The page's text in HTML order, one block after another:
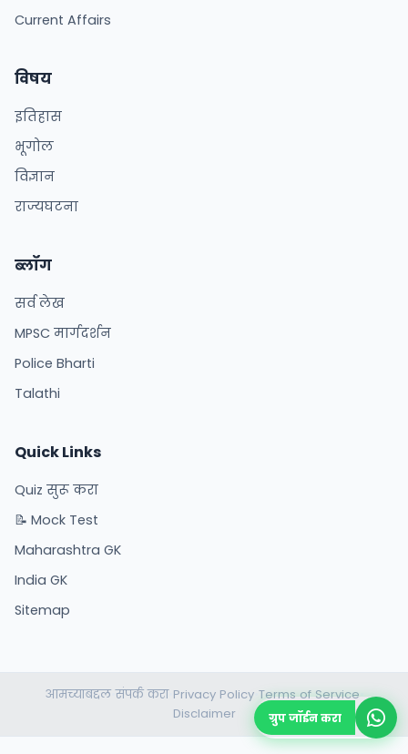
Current Affairs
विषय
इतिहास
भूगोल
विज्ञान
राज्यघटना
ब्लॉग
सर्व लेख
MPSC मार्गदर्शन
Police Bharti
Talathi
Quick Links
Quiz सुरू करा
📝 Mock Test
Maharashtra GK
India GK
Sitemap
आमच्याबद्दल•संपर्क करा• Privacy Policy• Terms of Service•
Disclaimer ग्रुप जॉईन करा